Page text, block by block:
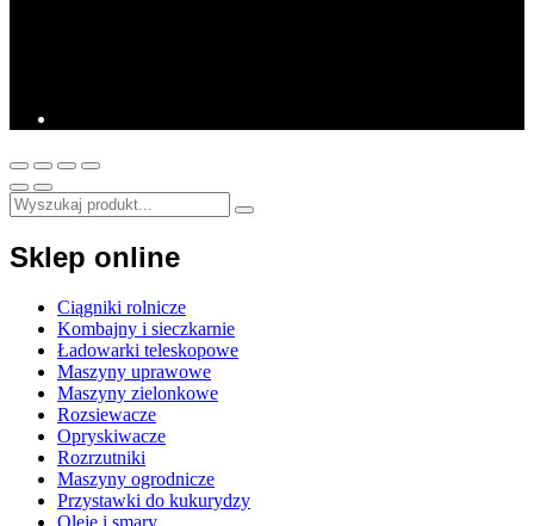
Sklep online
Ciągniki rolnicze
Kombajny i sieczkarnie
Ładowarki teleskopowe
Maszyny uprawowe
Maszyny zielonkowe
Rozsiewacze
Opryskiwacze
Rozrzutniki
Maszyny ogrodnicze
Przystawki do kukurydzy